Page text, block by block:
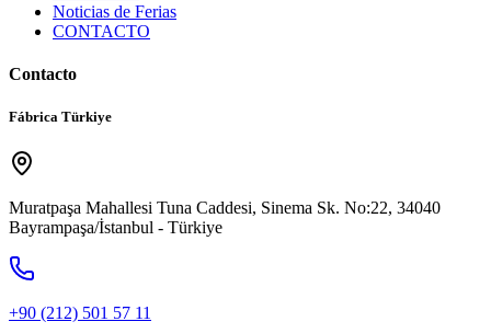
Noticias de Ferias
CONTACTO
Contacto
Fábrica Türkiye
Muratpaşa Mahallesi Tuna Caddesi, Sinema Sk. No:22, 34040
Bayrampaşa/İstanbul - Türkiye
+90 (212) 501 57 11